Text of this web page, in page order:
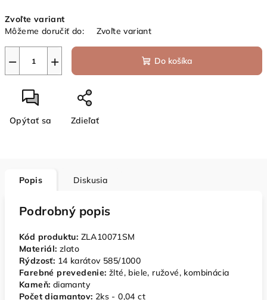
cena:
Zvoľte variant
Môžeme doručiť do:
Zvoľte variant
+
− Do košíka
Opýtať sa Zdieľať
Popis Diskusia
Podrobný popis
Kód produktu: ZLA10071SM
Materiál: zlato
Rýdzosť: 14 karátov 585/1000
Farebné prevedenie: žlté, biele, ružové, kombinácia
Kameň: diamanty
Počet diamantov: 2ks - 0,04 ct